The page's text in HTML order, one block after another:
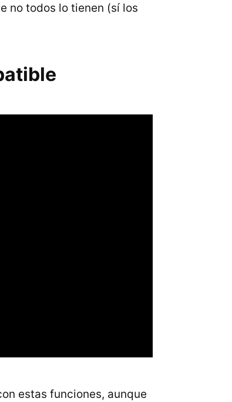
no todos lo tienen (sí los
estas funciones, aunque